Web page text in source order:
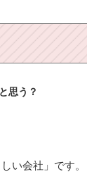
思う？
い会社」です。